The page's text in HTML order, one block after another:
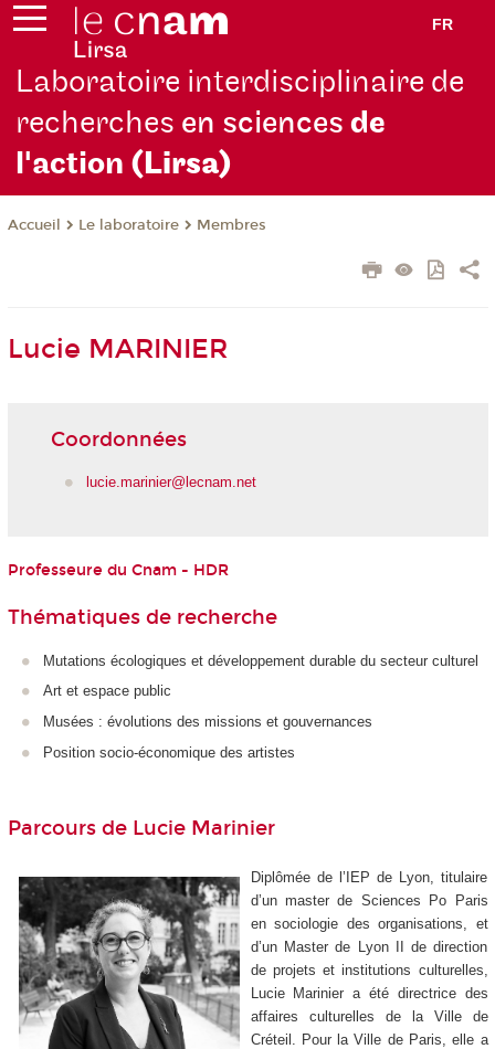
FR
Laboratoire interdisciplinaire de
recherches en sciencesde
l'action (Lirsa)
Accueil Le laboratoire Membres
Lucie MARINIER
Coordonnées
lucie.marinier@lecnam.net
Professeure du Cnam - HDR
Thématiques de recherche
Mutations écologiques et développement durable du secteur culturel
Art et espace public
Musées : évolutions des missions et gouvernances
Position socio-économique des artistes
Parcours de Lucie Marinier
Diplômée de l’IEP de Lyon, titulaire
d’un master de Sciences Po Paris
en sociologie des organisations, et
d’un Master de Lyon II de direction
de projets et institutions culturelles,
Lucie Marinier a été directrice des
affaires culturelles de la Ville de
Créteil. Pour la Ville de Paris, elle a